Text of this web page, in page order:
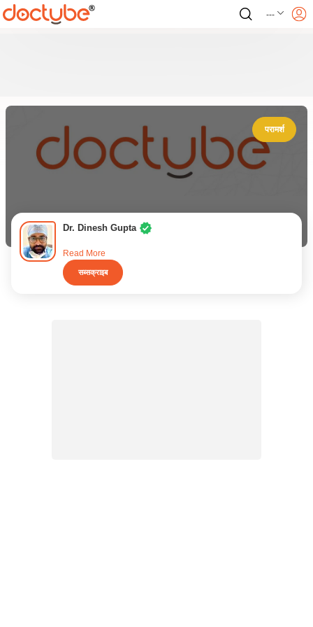
---
परामर्श
Dr. Dinesh Gupta
Read More
सब्सक्राइब